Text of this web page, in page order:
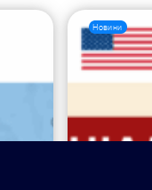
Новини